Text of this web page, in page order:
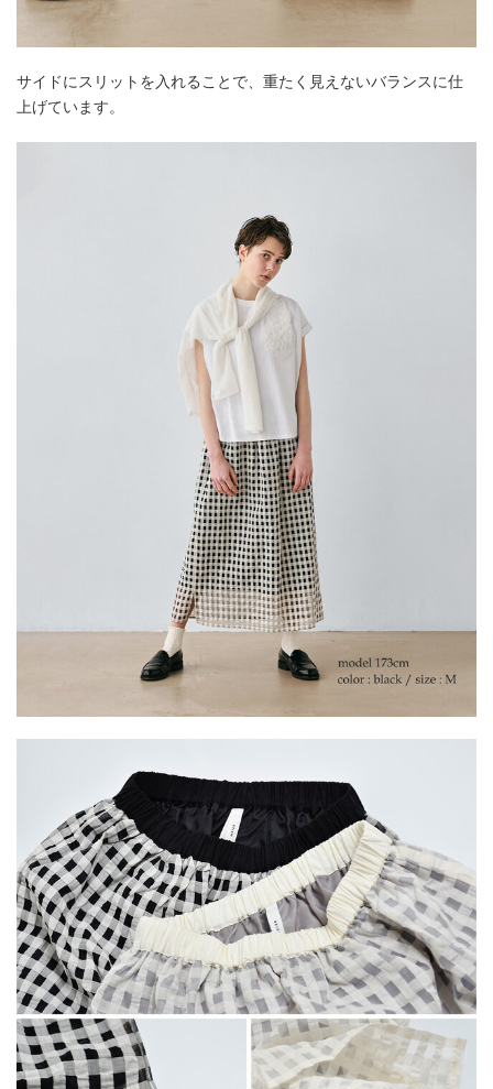
サイドにスリットを入れることで、重たく見えないバランスに仕
上げています。